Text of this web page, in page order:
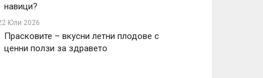
навици?
Юли 2026
Прасковите – вкусни летни плодове с
ценни ползи за здравето